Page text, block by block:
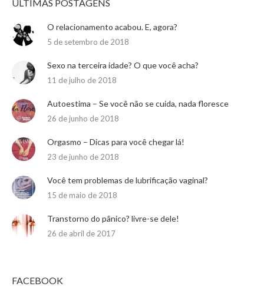
ÚLTIMAS POSTAGENS
O relacionamento acabou. E, agora?
5 de setembro de 2018
Sexo na terceira idade? O que você acha?
11 de julho de 2018
Autoestima – Se você não se cuida, nada floresce
26 de junho de 2018
Orgasmo – Dicas para você chegar lá!
23 de junho de 2018
Você tem problemas de lubrificação vaginal?
15 de maio de 2018
Transtorno do pânico? livre-se dele!
26 de abril de 2017
FACEBOOK